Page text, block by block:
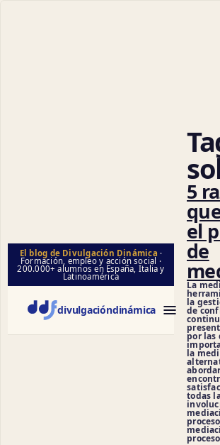
El blog de Divulgación Dinámica ·
Formación, empleo y acción social ·
200.000+ alumnos en España, Italia y
Latinoamérica
divulgacióndinámica
5
el
de
La
la
de
por las
la
todas